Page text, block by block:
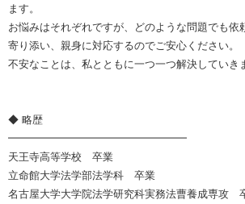
ます。
お悩みはそれぞれですが、どのような問題でも依
寄り添い、親身に対応するのでご安心ください。
不安なことは、私とともに一つ一つ解決していき
◆ 略歴
━━━━━━━━━━━━━━━━━
天王寺高等学校 卒業
立命館大学法学部法学科 卒業
名古屋大学大学院法学研究科実務法曹養成専攻